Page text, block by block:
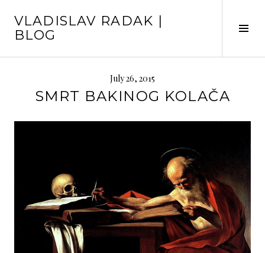
content
VLADISLAV RADAK |
BLOG
July 26, 2015
SMRT BAKINOG KOLAČA